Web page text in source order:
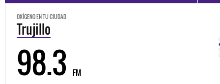
OXÍGENO EN TU CIUDAD
Trujillo
98.3 FM